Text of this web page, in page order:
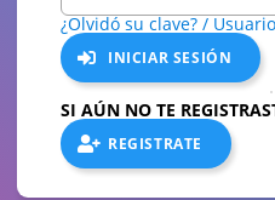
¿Olvidó su clave? /
INICIAR SESIÓN
SI AÚN NO TE
REGISTRATE